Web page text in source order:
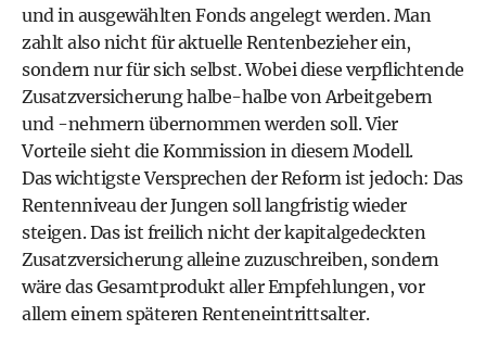
und in ausgewählten Fonds angelegt werden. Man
zahlt also nicht für aktuelle Rentenbezieher ein,
sondern nur für sich selbst. Wobei diese verpflichtende
Zusatzversicherung halbe-halbe von Arbeitgebern
und -nehmern übernommen werden soll. Vier
Vorteile sieht die Kommission in diesem Modell.
Das wichtigste Versprechen der Reform ist jedoch: Das
Rentenniveau der Jungen soll langfristig wieder
steigen. Das ist freilich nicht der kapitalgedeckten
Zusatzversicherung alleine zuzuschreiben, sondern
wäre das Gesamtprodukt aller Empfehlungen, vor
allem einem späteren Renteneintrittsalter.